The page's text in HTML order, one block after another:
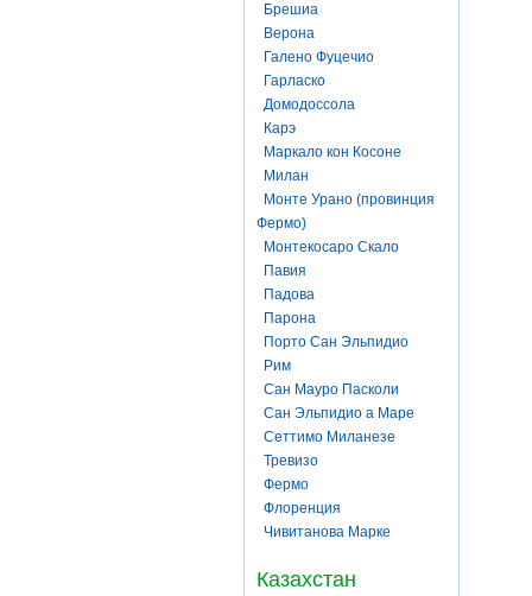
Брешиа
Верона
Галено Фуцечио
Гарласко
Домодоссола
Карэ
Маркало кон Косоне
Милан
Монте Урано (провинция
Фермо)
Монтекосаро Скало
Павия
Падова
Парона
Порто Сан Эльпидио
Рим
Сан Мауро Пасколи
Сан Эльпидио а Маре
Сеттимо Миланезе
Тревизо
Фермо
Флоренция
Чивитанова Марке
Казахстан